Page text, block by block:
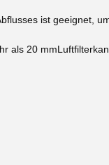
ist geeignet,
als 20 mmLuftfilter